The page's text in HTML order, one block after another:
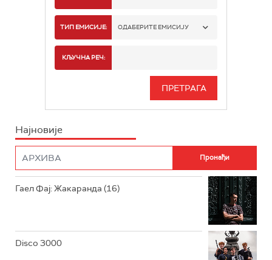
РАДИО БЕОГРАД 1
РАДИО БЕОГРАД 3
РАДИО РОКЕНРОЛЕР
РАДИО ЏЕЗЕР
ТИП ЕМИСИЈЕ: ОДАБЕРИТЕ ЕМИСИЈУ
ИНФО
КЉУЧНА РЕЧ:
Најновије
Гаел Фај: Жакаранда (16)
Disco 3000